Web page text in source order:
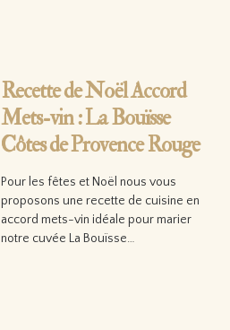
Recette de Noël Accord
Mets-vin : La Bouïsse
Côtes de Provence Rouge
Pour les fêtes et Noël nous vous
proposons une recette de cuisine en
accord mets-vin idéale pour marier
notre cuvée La Bouïsse…